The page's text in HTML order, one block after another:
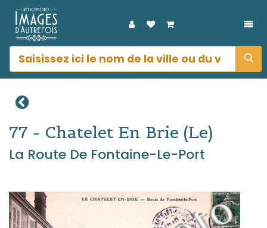
77 - Chatelet En Brie (le)
La Route De Fontaine-Le-Port